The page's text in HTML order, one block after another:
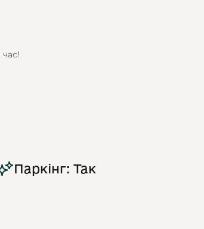
Паркінг: Так